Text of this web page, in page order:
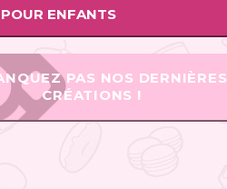
ENFANTS
PAS NOS DERNIÈRES
CRÉATIONS !